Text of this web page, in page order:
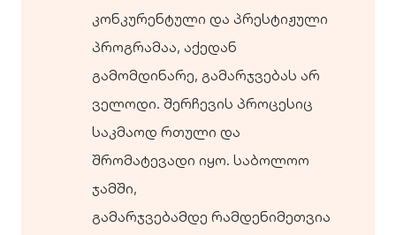
კონკურენტული და პრესტიჟული
პროგრამაა, აქედან
გამომდინარე, გამარჯვებას არ
ველოდი. შერჩევის პროცესიც
საკმაოდ რთული და
შრომატევადი იყო. საბოლოო
ჯამში,
გამარჯვებამდე რამდენიმეთვია